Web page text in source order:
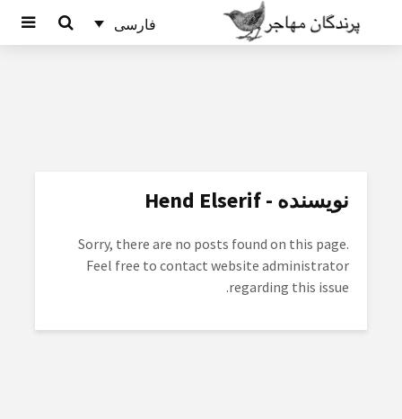
فارسی
نویسنده - Hend Elserif
Sorry, there are no posts found on this page.
Feel free to contact website administrator
regarding this issue.